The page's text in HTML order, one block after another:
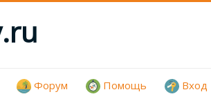
Форум Помощь Вход